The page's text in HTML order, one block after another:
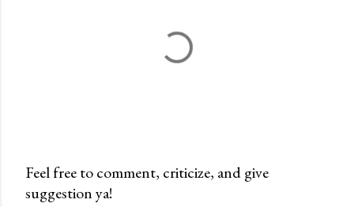
P
Feel free to comment, criticize, and give
suggestion ya!